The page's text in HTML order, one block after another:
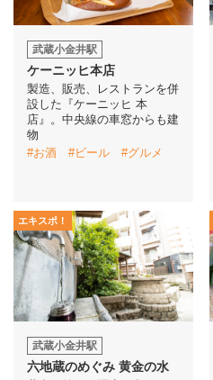
武蔵小金井駅
ケーニッヒ本店
製造、販売、レストランを併
設した『ケーニッヒ 本
店』。中央線の車窓からも建
物
#お酒
#ビール #グルメ
エキスポ！
武蔵小金井駅
六地蔵のめぐみ 黄金の水